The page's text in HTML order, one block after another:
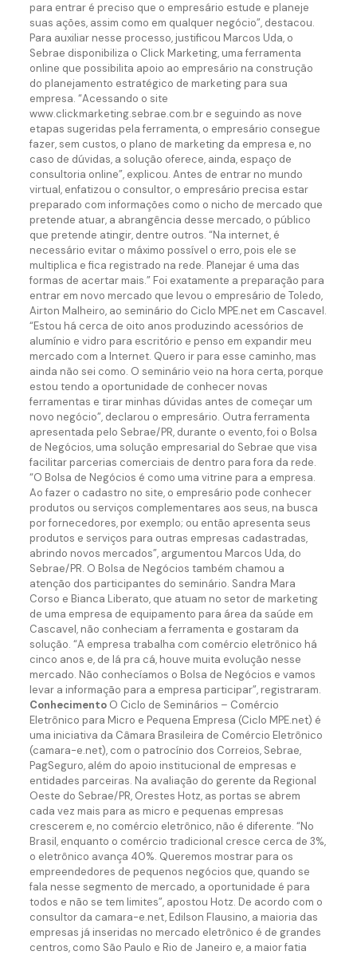
para entrar é preciso que o empresário estude e planeje
suas ações, assim como em qualquer negócio”, destacou.
Para auxiliar nesse processo, justificou Marcos Uda, o
Sebrae disponibiliza o Click Marketing, uma ferramenta
online que possibilita apoio ao empresário na construção
do planejamento estratégico de marketing para sua
empresa. “Acessando o site
www.clickmarketing.sebrae.com.br e seguindo as nove
etapas sugeridas pela ferramenta, o empresário consegue
fazer, sem custos, o plano de marketing da empresa e, no
caso de dúvidas, a solução oferece, ainda, espaço de
consultoria online”, explicou. Antes de entrar no mundo
virtual, enfatizou o consultor, o empresário precisa estar
preparado com informações como o nicho de mercado que
pretende atuar, a abrangência desse mercado, o público
que pretende atingir, dentre outros. “Na internet, é
necessário evitar o máximo possível o erro, pois ele se
multiplica e fica registrado na rede. Planejar é uma das
formas de acertar mais.” Foi exatamente a preparação para
entrar em novo mercado que levou o empresário de Toledo,
Airton Malheiro, ao seminário do Ciclo MPE.net em Cascavel.
“Estou há cerca de oito anos produzindo acessórios de
alumínio e vidro para escritório e penso em expandir meu
mercado com a Internet. Quero ir para esse caminho, mas
ainda não sei como. O seminário veio na hora certa, porque
estou tendo a oportunidade de conhecer novas
ferramentas e tirar minhas dúvidas antes de começar um
novo negócio”, declarou o empresário. Outra ferramenta
apresentada pelo Sebrae/PR, durante o evento, foi o Bolsa
de Negócios, uma solução empresarial do Sebrae que visa
facilitar parcerias comerciais de dentro para fora da rede.
“O Bolsa de Negócios é como uma vitrine para a empresa.
Ao fazer o cadastro no site, o empresário pode conhecer
produtos ou serviços complementares aos seus, na busca
por fornecedores, por exemplo; ou então apresenta seus
produtos e serviços para outras empresas cadastradas,
abrindo novos mercados”, argumentou Marcos Uda, do
Sebrae/PR. O Bolsa de Negócios também chamou a
atenção dos participantes do seminário. Sandra Mara
Corso e Bianca Liberato, que atuam no setor de marketing
de uma empresa de equipamento para área da saúde em
Cascavel, não conheciam a ferramenta e gostaram da
solução. “A empresa trabalha com comércio eletrônico há
cinco anos e, de lá pra cá, houve muita evolução nesse
mercado. Não conhecíamos o Bolsa de Negócios e vamos
levar a informação para a empresa participar”, registraram.
ConhecimentoO Ciclo de Seminários – Comércio
Eletrônico para Micro e Pequena Empresa (Ciclo MPE.net) é
uma iniciativa da Câmara Brasileira de Comércio Eletrônico
(camara-e.net), com o patrocínio dos Correios, Sebrae,
PagSeguro, além do apoio institucional de empresas e
entidades parceiras. Na avaliação do gerente da Regional
Oeste do Sebrae/PR, Orestes Hotz, as portas se abrem
cada vez mais para as micro e pequenas empresas
crescerem e, no comércio eletrônico, não é diferente. “No
Brasil, enquanto o comércio tradicional cresce cerca de 3%,
o eletrônico avança 40%. Queremos mostrar para os
empreendedores de pequenos negócios que, quando se
fala nesse segmento de mercado, a oportunidade é para
todos e não se tem limites”, apostou Hotz. De acordo com o
consultor da camara-e.net, Edilson Flausino, a maioria das
empresas já inseridas no mercado eletrônico é de grandes
centros, como São Paulo e Rio de Janeiro e, a maior fatia